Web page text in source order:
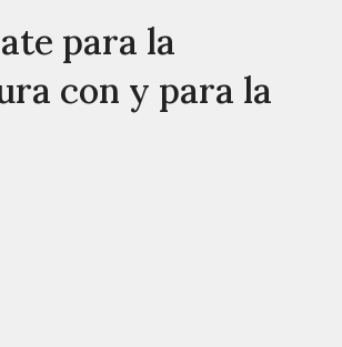
para la
con y para la